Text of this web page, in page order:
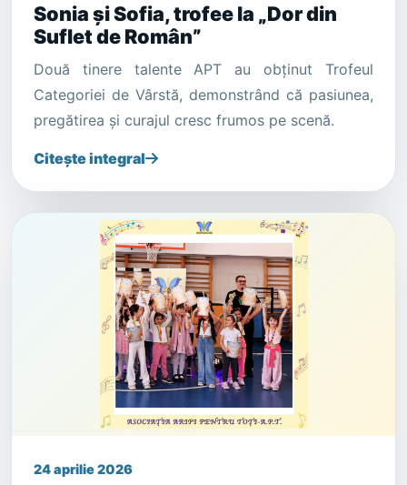
Sonia și Sofia, trofee la „Dor din
Suflet de Român”
Două tinere talente APT au obținut Trofeul
Categoriei de Vârstă, demonstrând că pasiunea,
pregătirea și curajul cresc frumos pe scenă.
Citește integral
24 aprilie 2026